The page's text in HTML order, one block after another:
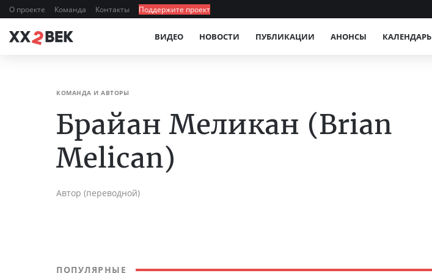
О проекте Команда Контакты Поддержите проект
ВИДЕО НОВОСТИ ПУБЛИКАЦИИ АНОНСЫ КАЛЕНДАРЬ
КОМАНДА И АВТОРЫ
Брайан Меликан (Brian
Melican)
Автор (переводной)
ПОПУЛЯРНЫЕ